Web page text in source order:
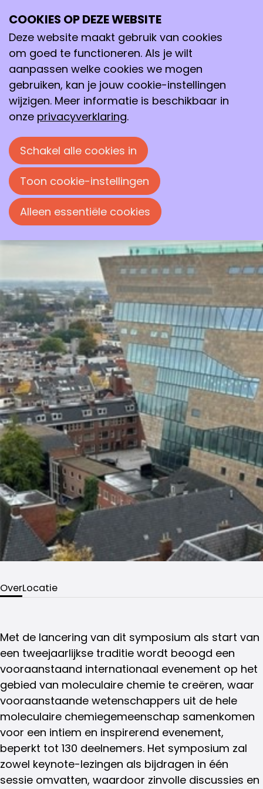
10–13
16:00
- 17:00
Groninger Forum,Cultureel Centrum De Stag
Groningen Molecular Chemistry
Symposium
The first edition of the
Groningen
Molecular Chemistry Symposium
(GroMoChem I)
OverLocatie
Met de lancering van dit symposium als start van
een tweejaarlijkse traditie wordt beoogd een
vooraanstaand internationaal evenement op het
gebied van moleculaire chemie te creëren, waar
vooraanstaande wetenschappers uit de hele
moleculaire chemiegemeenschap samenkomen
voor een intiem en inspirerend evenement,
beperkt tot 130 deelnemers. Het symposium zal
zowel keynote-lezingen als bijdragen in één
sessie omvatten, waardoor zinvolle discussies en
COOKIES OP DEZE WEBSITE
Deze website maakt gebruik van cookies
om goed te functioneren. Als je wilt
aanpassen welke cookies we mogen
gebruiken, kan je jouw cookie-instellingen
wijzigen. Meer informatie is beschikbaar in
onze privacyverklaring.
Schakel alle cookies in
Toon cookie-instellingen
Alleen essentiële cookies